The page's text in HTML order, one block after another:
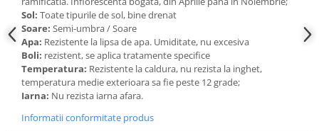
Sol: Toate tipurile de sol, bine drenat
Soare: Semi-umbra / Soare
Apa: Rezistente la lipsa de apa. Umiditate, nu excesiva
Boli: rezistent, se aplica tratamente specifice
Temperatura: Rezistente la caldura, nu rezista la inghet,
temperatura medie exterioara sa fie peste 12 grade;
Iarna: Nu rezista iarna afara.
Informatii conformitate produs